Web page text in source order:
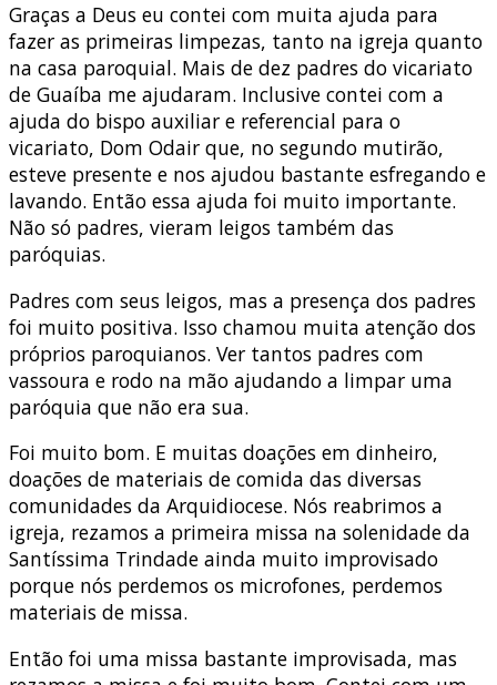
Graças a Deus eu contei com muita ajuda para
fazer as primeiras limpezas, tanto na igreja quanto
na casa paroquial. Mais de dez padres do vicariato
de Guaíba me ajudaram. Inclusive contei com a
ajuda do bispo auxiliar e referencial para o
vicariato, Dom Odair que, no segundo mutirão,
esteve presente e nos ajudou bastante esfregando e
lavando. Então essa ajuda foi muito importante.
Não só padres, vieram leigos também das
paróquias.
Padres com seus leigos, mas a presença dos padres
foi muito positiva. Isso chamou muita atenção dos
próprios paroquianos. Ver tantos padres com
vassoura e rodo na mão ajudando a limpar uma
paróquia que não era sua.
Foi muito bom. E muitas doações em dinheiro,
doações de materiais de comida das diversas
comunidades da Arquidiocese. Nós reabrimos a
igreja, rezamos a primeira missa na solenidade da
Santíssima Trindade ainda muito improvisado
porque nós perdemos os microfones, perdemos
materiais de missa.
Então foi uma missa bastante improvisada, mas